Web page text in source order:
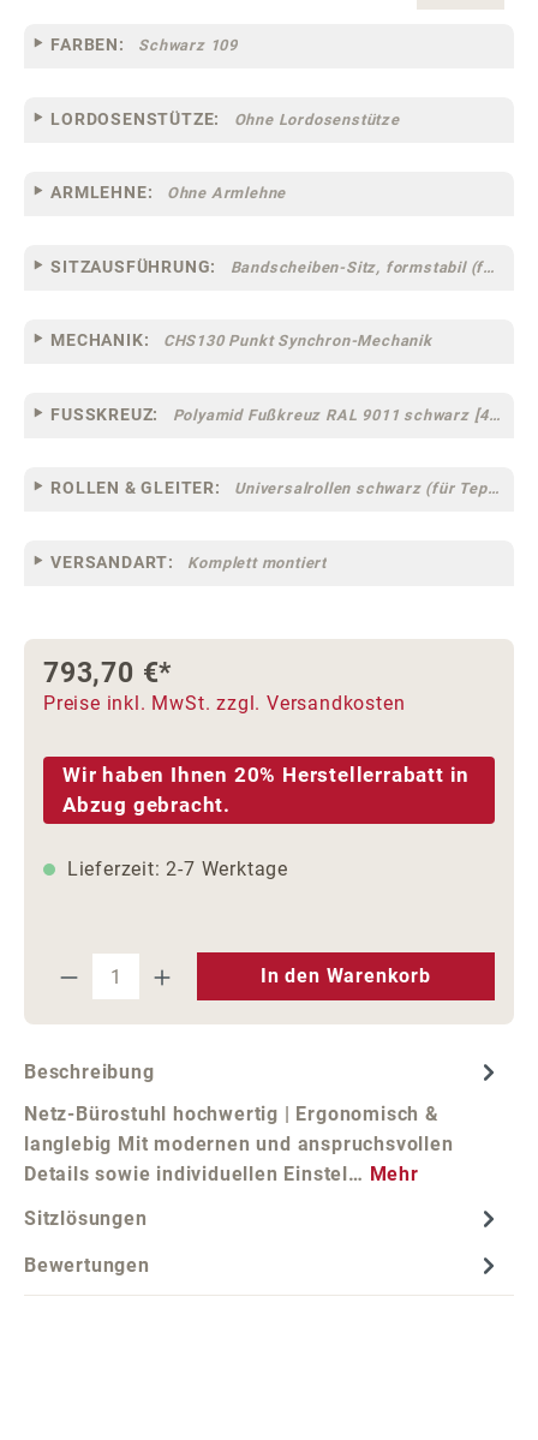
FARBEN: Schwarz 109
LORDOSENSTÜTZE: Ohne Lordosenstütze
ARMLEHNE: Ohne Armlehne
SITZAUSFÜHRUNG: Bandscheiben-Sitz, formstabil (fest) [94]
MECHANIK: CHS130 Punkt Synchron-Mechanik
FUSSKREUZ: Polyamid Fußkreuz RAL 9011 schwarz [46]
ROLLEN & GLEITER: Universalrollen schwarz (für Teppich- und Hartböden geeignet) [13-41]
VERSANDART: Komplett montiert
793,70 €*
Preise inkl. MwSt. zzgl. Versandkosten
Wir haben Ihnen 20% Herstellerrabatt in
Abzug gebracht.
Lieferzeit: 2-7 Werktage
Produkt Anzahl: Gib den
In den Warenkorb
Beschreibung
Netz-Bürostuhl hochwertig | Ergonomisch &
langlebig Mit modernen und anspruchsvollen
Details sowie individuellen Einstel… Mehr
Sitzlösungen
Bewertungen